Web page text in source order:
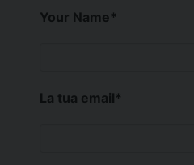
Your Name*
La tua email*